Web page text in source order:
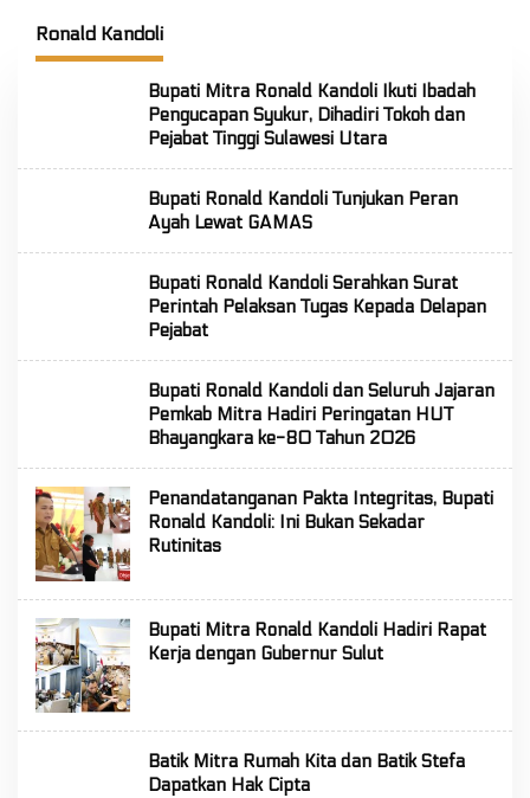
Ronald Kandoli
Bupati Mitra Ronald Kandoli Ikuti Ibadah
Pengucapan Syukur, Dihadiri Tokoh dan
Pejabat Tinggi Sulawesi Utara
Bupati Ronald Kandoli Tunjukan Peran
Ayah Lewat GAMAS
Bupati Ronald Kandoli Serahkan Surat
Perintah Pelaksan Tugas Kepada Delapan
Pejabat
Bupati Ronald Kandoli dan Seluruh Jajaran
Pemkab Mitra Hadiri Peringatan HUT
Bhayangkara ke-80 Tahun 2026
Penandatanganan Pakta Integritas, Bupati
Ronald Kandoli: Ini Bukan Sekadar
Rutinitas
Bupati Mitra Ronald Kandoli Hadiri Rapat
Kerja dengan Gubernur Sulut
Batik Mitra Rumah Kita dan Batik Stefa
Dapatkan Hak Cipta